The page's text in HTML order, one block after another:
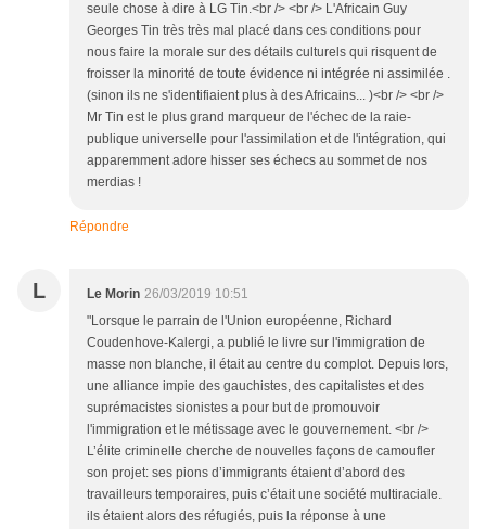
seule chose à dire à LG Tin.<br /> <br /> L'Africain Guy
Georges Tin très très mal placé dans ces conditions pour
nous faire la morale sur des détails culturels qui risquent de
froisser la minorité de toute évidence ni intégrée ni assimilée .
(sinon ils ne s'identifiaient plus à des Africains... )<br /> <br />
Mr Tin est le plus grand marqueur de l'échec de la raie-
publique universelle pour l'assimilation et de l'intégration, qui
apparemment adore hisser ses échecs au sommet de nos
merdias !
Répondre
L Le Morin 26/03/2019 10:51
"Lorsque le parrain de l'Union européenne, Richard
Coudenhove-Kalergi, a publié le livre sur l'immigration de
masse non blanche, il était au centre du complot. Depuis lors,
une alliance impie des gauchistes, des capitalistes et des
suprémacistes sionistes a pour but de promouvoir
l'immigration et le métissage avec le gouvernement. <br />
L’élite criminelle cherche de nouvelles façons de camoufler
son projet: ses pions d’immigrants étaient d’abord des
travailleurs temporaires, puis c’était une société multiraciale.
ils étaient alors des réfugiés, puis la réponse à une